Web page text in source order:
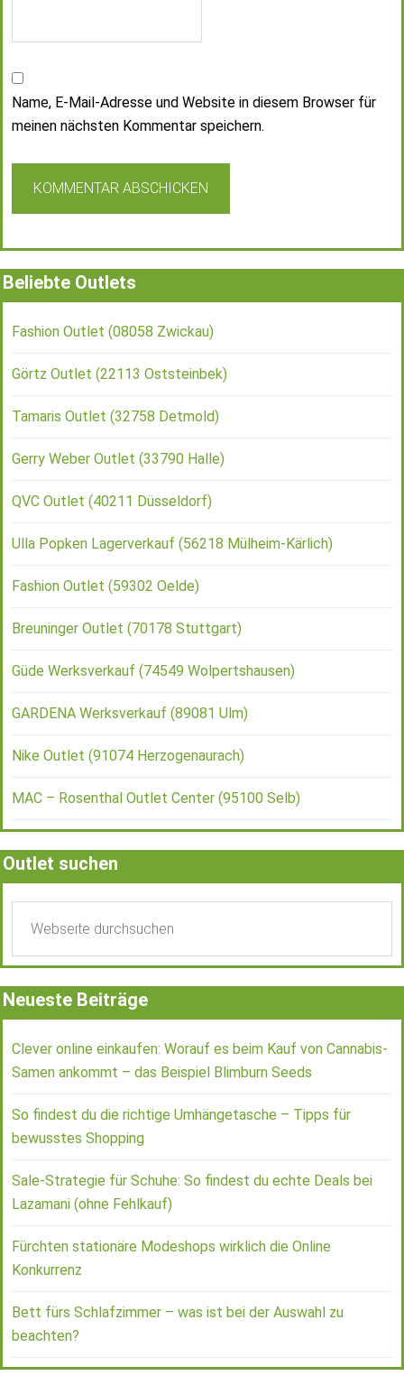
Name, E-Mail-Adresse und Website in diesem Browser für
meinen nächsten Kommentar speichern.
Beliebte Outlets
Fashion Outlet (08058 Zwickau)
Görtz Outlet (22113 Oststeinbek)
Tamaris Outlet (32758 Detmold)
Gerry Weber Outlet (33790 Halle)
QVC Outlet (40211 Düsseldorf)
Ulla Popken Lagerverkauf (56218 Mülheim-Kärlich)
Fashion Outlet (59302 Oelde)
Breuninger Outlet (70178 Stuttgart)
Güde Werksverkauf (74549 Wolpertshausen)
GARDENA Werksverkauf (89081 Ulm)
Nike Outlet (91074 Herzogenaurach)
MAC – Rosenthal Outlet Center (95100 Selb)
Outlet suchen
Neueste Beiträge
Clever online einkaufen: Worauf es beim Kauf von Cannabis-
Samen ankommt – das Beispiel Blimburn Seeds
So findest du die richtige Umhängetasche – Tipps für
bewusstes Shopping
Sale-Strategie für Schuhe: So findest du echte Deals bei
Lazamani (ohne Fehlkauf)
Fürchten stationäre Modeshops wirklich die Online
Konkurrenz
Bett fürs Schlafzimmer – was ist bei der Auswahl zu
beachten?